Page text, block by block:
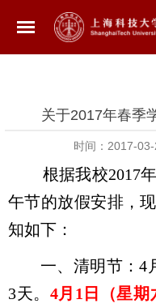
关于2017年春季
时间：2017-03-
根据我校2017
午节的放假安排，
知如下：
一、清明节：4
3天。 4月 1 日（星